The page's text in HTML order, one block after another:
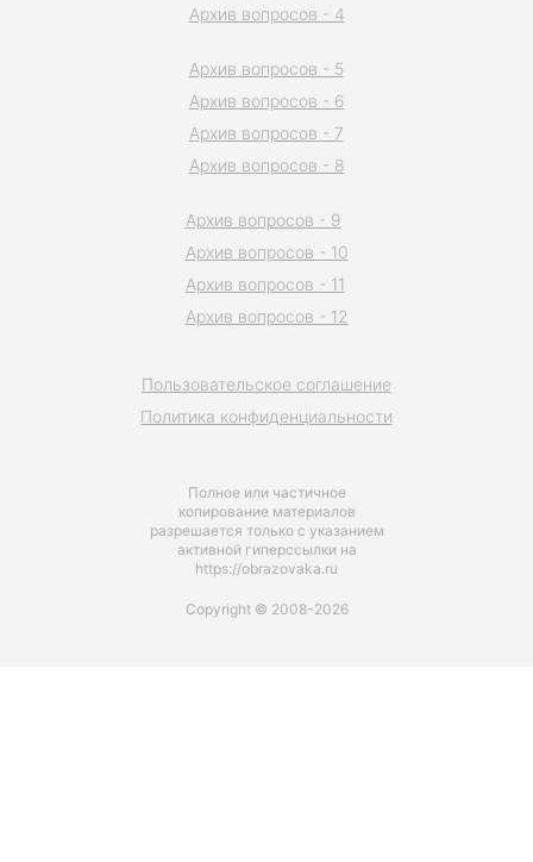
Полное или частичное
копирование материалов
разрешается только с указанием
активной гиперссылки на
https://obrazovaka.ru
Пользовательское соглашение
Политика конфиденциальности
Архив вопросов - 4
Архив вопросов - 5
Архив вопросов - 6
Архив вопросов - 7
Архив вопросов - 8
Архив вопросов - 9
Архив вопросов - 10
Архив вопросов - 11
Архив вопросов - 12
Copyright © 2008-2026